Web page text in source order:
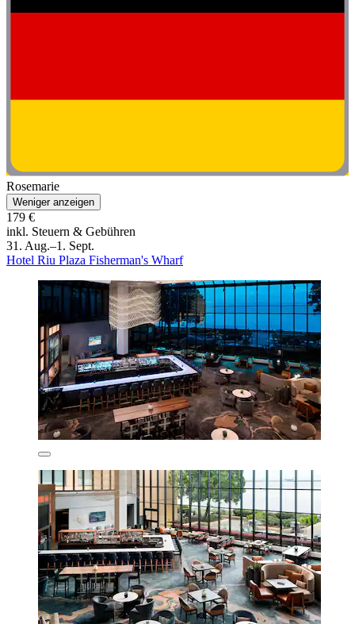
Rosemarie
Weniger anzeigen
179 €
inkl. Steuern & Gebühren
31. Aug.–1. Sept.
Hotel Riu Plaza Fisherman's Wharf